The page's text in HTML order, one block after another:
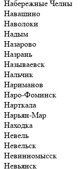
Набережные Челны
Навашино
Наволоки
Надым
Назарово
Назрань
Называевск
Нальчик
Нариманов
Наро-Фоминск
Нарткала
Нарьян-Мар
Находка
Невель
Невельск
Невинномысск
Невьянск